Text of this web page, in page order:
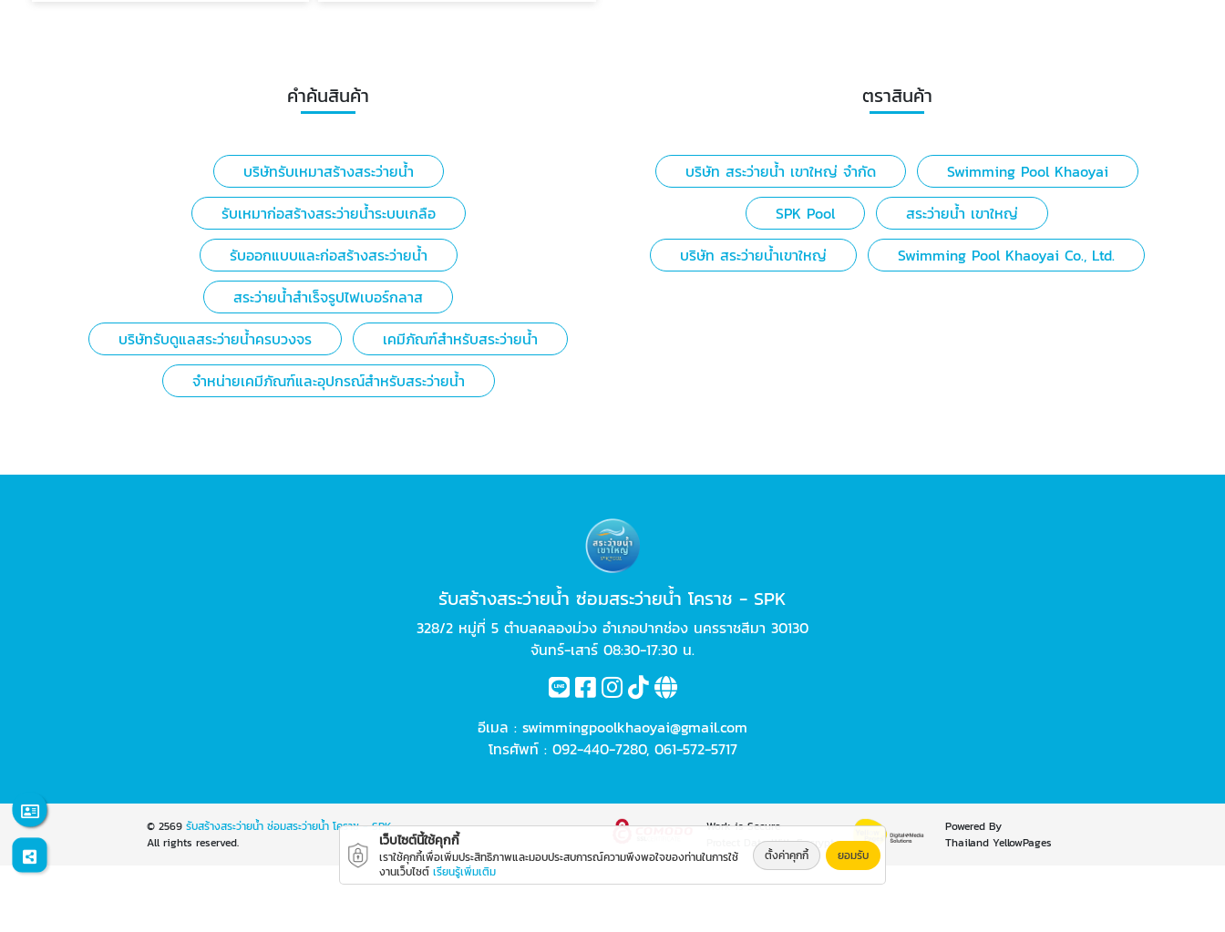
คำค้นสินค้า
บริษัทรับเหมาสร้างสระว่ายน้ำ
รับเหมาก่อสร้างสระว่ายน้ำระบบเกลือ
รับออกแบบและก่อสร้างสระว่ายน้ำ
สระว่ายน้ำสำเร็จรูปไฟเบอร์กลาส
บริษัทรับดูแลสระว่ายน้ำครบวงจร
เคมีภัณฑ์สำหรับสระว่ายน้ำ
จำหน่ายเคมีภัณฑ์และอุปกรณ์สำหรับสระว่ายน้ำ
ตราสินค้า
บริษัท สระว่ายน้ำ เขาใหญ่ จำกัด
Swimming Pool Khaoyai
SPK Pool
สระว่ายน้ำ เขาใหญ่
บริษัท สระว่ายน้ำเขาใหญ่
Swimming Pool Khaoyai Co., Ltd.
รับสร้างสระว่ายน้ำ ซ่อมสระว่ายน้ำ โคราช - SPK
328/2 หมู่ที่ 5 ตำบลคลองม่วง อำเภอปากช่อง นครราชสีมา 30130
จันทร์-เสาร์ 08:30-17:30 น.
อีเมล : swimmingpoolkhaoyai@gmail.com
โทรศัพท์ : 092-440-7280, 061-572-5717
© 2569รับสร้างสระว่ายน้ำ ซ่อมสระว่ายน้ำ โคราช - SPK
All rights reserved.
Work is Secure
Protect Data With Encrypt
Powered By
Thailand YellowPages
เว็บไซต์นี้ใช้คุกกี้
เราใช้คุกกี้เพื่อเพิ่มประสิทธิภาพและมอบประสบการณ์ความพึงพอใจของท่านในการใช้
งานเว็บไซต์ เรียนรู้เพิ่มเติม
ตั้งค่าคุกกี้ ยอมรับ